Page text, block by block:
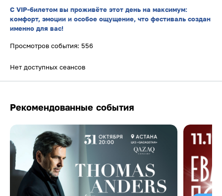
С VIP-билетом вы проживёте этот день на максимум:
комфорт, эмоции и особое ощущение, что фестиваль создан
именно для вас!
Просмотров события: 556
Нет доступных сеансов
Рекомендованные события